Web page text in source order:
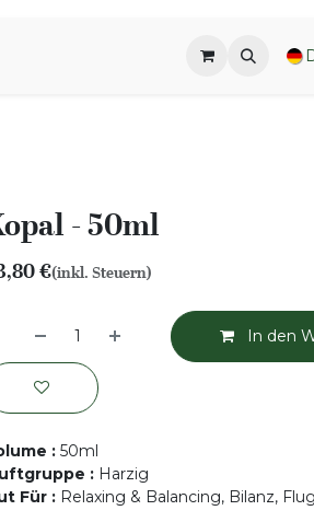
- 50ml
€(inkl. Steuern)
In den
: 50ml
: Harzig
Für : Relaxing & Balancing, Bilanz,